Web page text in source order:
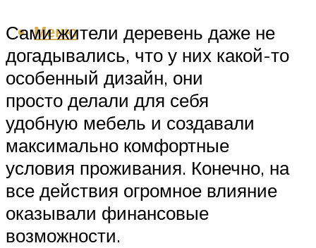
Меню
Сами жители деревень даже не
догадывались, что у них какой-то
особенный дизайн, они
просто делали для себя
удобную мебель и создавали
максимально комфортные
условия проживания. Конечно, на
все действия огромное влияние
оказывали финансовые
возможности.